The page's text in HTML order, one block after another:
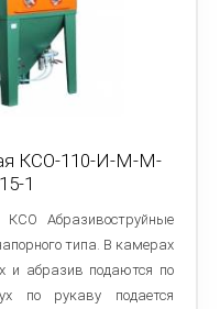
КСО-110-И-М-М-
1
Абразивоструйные
типа. В камерах
и абразив подаются по
по рукаву подается